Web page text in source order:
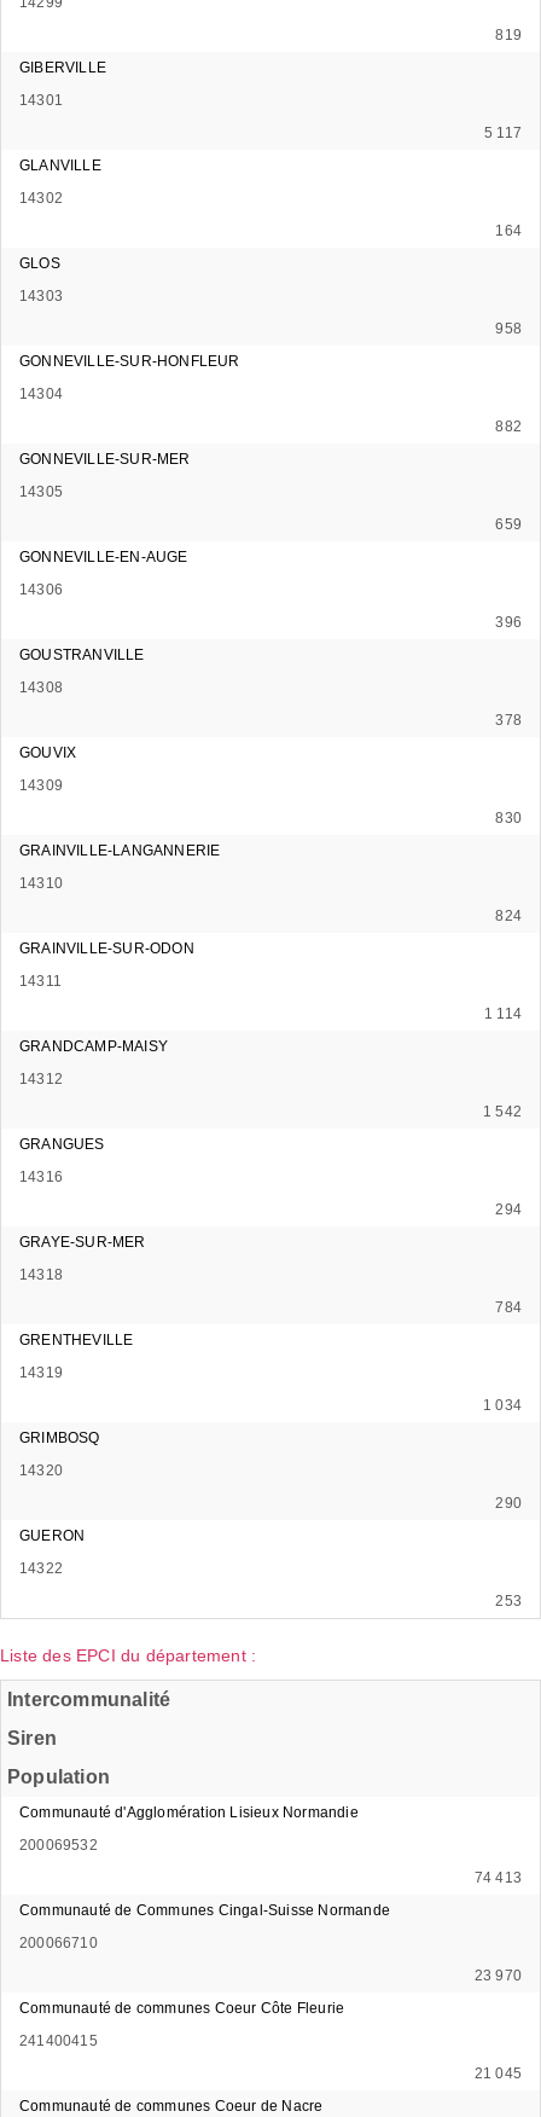
819
GIBERVILLE
14301
5 117
GLANVILLE
14302
164
GLOS
14303
958
GONNEVILLE-SUR-HONFLEUR
14304
882
GONNEVILLE-SUR-MER
14305
659
GONNEVILLE-EN-AUGE
14306
396
GOUSTRANVILLE
14308
378
GOUVIX
14309
830
GRAINVILLE-LANGANNERIE
14310
824
GRAINVILLE-SUR-ODON
14311
1 114
GRANDCAMP-MAISY
14312
1 542
GRANGUES
14316
294
GRAYE-SUR-MER
14318
784
GRENTHEVILLE
14319
1 034
GRIMBOSQ
14320
290
GUERON
14322
253
Liste des EPCI du département :
Intercommunalité
Siren
Population
Communauté d'Agglomération Lisieux Normandie
200069532
74 413
Communauté de Communes Cingal-Suisse Normande
200066710
23 970
Communauté de communes Coeur Côte Fleurie
241400415
21 045
Communauté de communes Coeur de Nacre